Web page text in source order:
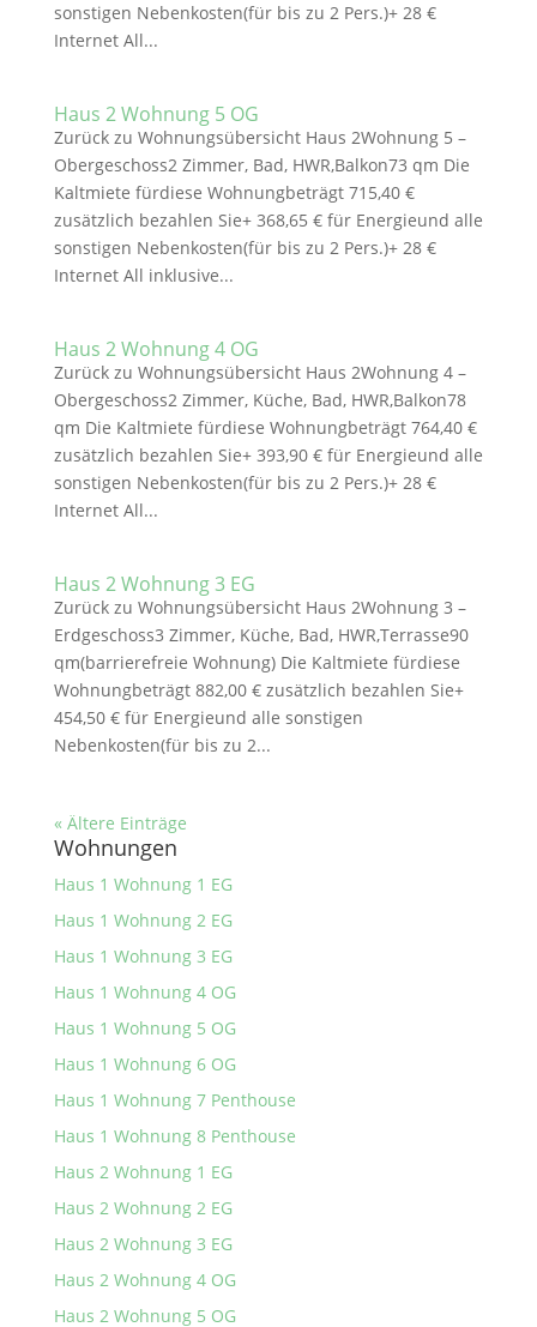
sonstigen Nebenkosten(für bis zu 2 Pers.)+ 28 €
Internet All...
Haus 2 Wohnung 5 OG
Zurück zu Wohnungsübersicht Haus 2Wohnung 5 –
Obergeschoss2 Zimmer, Bad, HWR,Balkon73 qm Die
Kaltmiete fürdiese Wohnungbeträgt 715,40 €
zusätzlich bezahlen Sie+ 368,65 € für Energieund alle
sonstigen Nebenkosten(für bis zu 2 Pers.)+ 28 €
Internet All inklusive...
Haus 2 Wohnung 4 OG
Zurück zu Wohnungsübersicht Haus 2Wohnung 4 –
Obergeschoss2 Zimmer, Küche, Bad, HWR,Balkon78
qm Die Kaltmiete fürdiese Wohnungbeträgt 764,40 €
zusätzlich bezahlen Sie+ 393,90 € für Energieund alle
sonstigen Nebenkosten(für bis zu 2 Pers.)+ 28 €
Internet All...
Haus 2 Wohnung 3 EG
Zurück zu Wohnungsübersicht Haus 2Wohnung 3 –
Erdgeschoss3 Zimmer, Küche, Bad, HWR,Terrasse90
qm(barrierefreie Wohnung) Die Kaltmiete fürdiese
Wohnungbeträgt 882,00 € zusätzlich bezahlen Sie+
454,50 € für Energieund alle sonstigen
Nebenkosten(für bis zu 2...
« Ältere Einträge
Wohnungen
Haus 1 Wohnung 1 EG
Haus 1 Wohnung 2 EG
Haus 1 Wohnung 3 EG
Haus 1 Wohnung 4 OG
Haus 1 Wohnung 5 OG
Haus 1 Wohnung 6 OG
Haus 1 Wohnung 7 Penthouse
Haus 1 Wohnung 8 Penthouse
Haus 2 Wohnung 1 EG
Haus 2 Wohnung 2 EG
Haus 2 Wohnung 3 EG
Haus 2 Wohnung 4 OG
Haus 2 Wohnung 5 OG